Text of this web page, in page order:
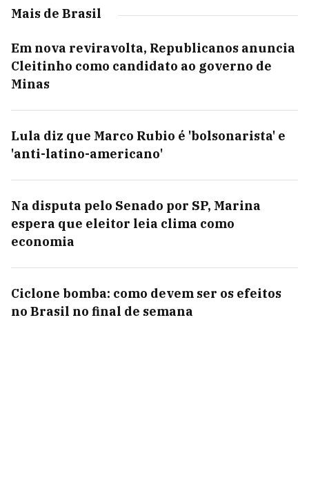
Mais de Brasil
Em nova reviravolta, Republicanos anuncia
Cleitinho como candidato ao governo de
Minas
Lula diz que Marco Rubio é 'bolsonarista' e
'anti-latino-americano'
Na disputa pelo Senado por SP, Marina
espera que eleitor leia clima como
economia
Ciclone bomba: como devem ser os efeitos
no Brasil no final de semana